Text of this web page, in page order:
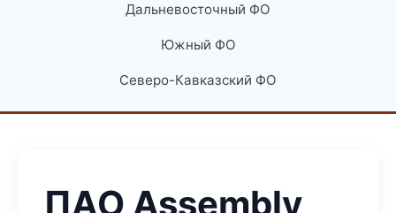
Дальневосточный ФО
Южный ФО
Северо-Кавказский ФО
ПАО Assembly